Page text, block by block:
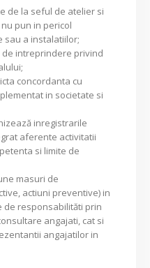
de la seful de atelier si
pun in pericol
sau a instalatiilor;
intreprindere privind
concordanta cu
in societate si
inregistrarile
aferente activitatii
si limite de
masuri de
actiuni preventive) in
de responsabilităti prin
angajati, cat si
angajatilor in